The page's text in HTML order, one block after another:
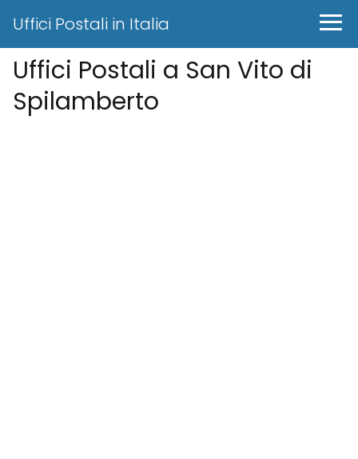
Uffici Postali in Italia
Uffici Postali a San Vito di
Spilamberto